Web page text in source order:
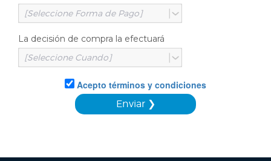
La decisión de compra la efectuará
Acepto términos y condiciones
Enviar ❯